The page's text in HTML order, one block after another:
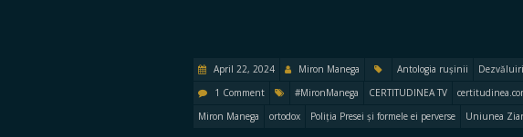
April 22, 2024 Miron Manega Antologia rușinii Dezvăluiri
1 Comment
#MironManega CERTITUDINEA TV
Miron Manega
ortodox Poliția Presei și formele ei perverse Uniunea